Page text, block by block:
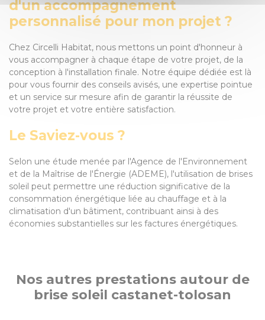
d'un accompagnement
personnalisé pour mon projet ?
Chez Circelli Habitat, nous mettons un point d'honneur à
vous accompagner à chaque étape de votre projet, de la
conception à l'installation finale. Notre équipe dédiée est là
pour vous fournir des conseils avisés, une expertise pointue
et un service sur mesure afin de garantir la réussite de
votre projet et votre entière satisfaction.
Le Saviez-vous ?
Selon une étude menée par l'Agence de l'Environnement
et de la Maîtrise de l'Énergie (ADEME), l'utilisation de brises
soleil peut permettre une réduction significative de la
consommation énergétique liée au chauffage et à la
climatisation d'un bâtiment, contribuant ainsi à des
économies substantielles sur les factures énergétiques.
Nos autres prestations autour de
brise soleil castanet-tolosan